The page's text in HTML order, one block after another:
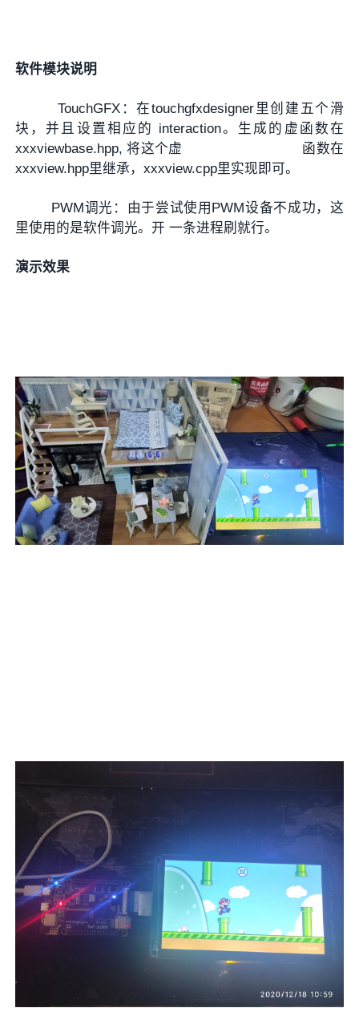
软件模块说明
TouchGFX：在touchgfxdesigner里创建五个滑
块，并且设置相应的 interaction。生成的虚函数在
xxxviewbase.hpp, 将这个虚 函数在
xxxview.hpp里继承，xxxview.cpp里实现即可。
PWM调光：由于尝试使用PWM设备不成功，这
里使用的是软件调光。开 一条进程刷就行。
演示效果